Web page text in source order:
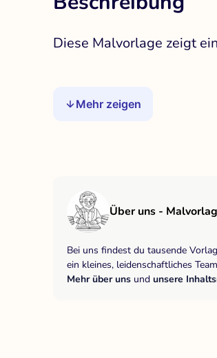
Diese Malvorlage zeigt
Mehr zeigen
Über uns -
Bei uns findest du tausende
ein kleines, leidenschaftliches
Mehr über uns und unsere